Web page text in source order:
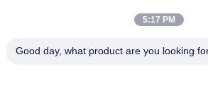
5:17 PM
Good day, what product are you looking